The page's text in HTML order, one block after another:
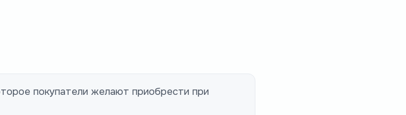
покупатели желают приобрести при